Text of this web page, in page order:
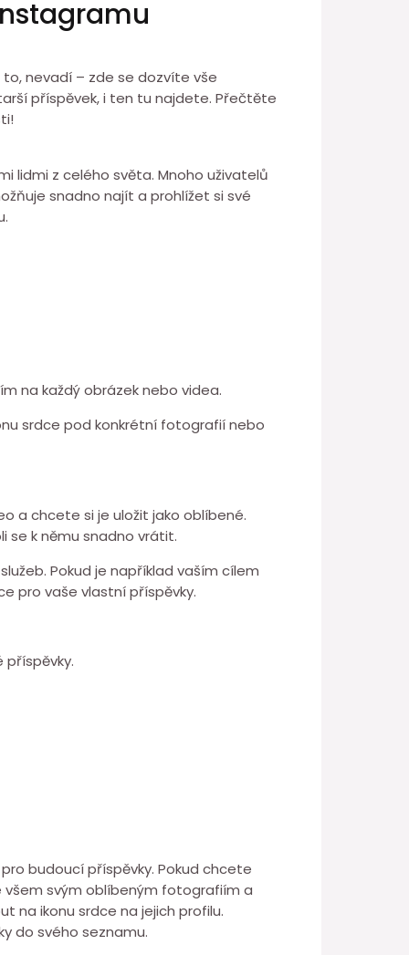
nevadí – zde se dozvíte vše
příspěvek, i ten tu najdete. Přečtěte
lidmi z celého světa. Mnoho uživatelů
snadno najít a prohlížet si své
na každý obrázek nebo videa.
srdce pod konkrétní fotografií nebo
a chcete si je uložit jako oblíbené.
se k němu snadno vrátit.
Pokud je například vaším cílem
pro vaše vlastní příspěvky.
budoucí příspěvky. Pokud chcete
všem svým oblíbeným fotografiím a
na ikonu srdce na jejich profilu.
do svého seznamu.